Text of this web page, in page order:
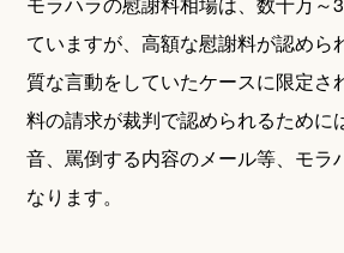
ていますが、高額な慰謝料が認めら
質な言動をしていたケースに限定さ
料の請求が裁判で認められるために
音、罵倒する内容のメール等、モラ
なります。